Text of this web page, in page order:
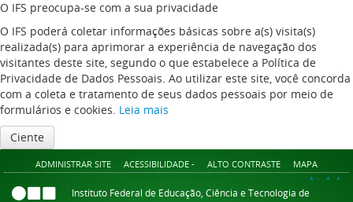
O IFS preocupa-se com a sua privacidade
O IFS poderá coletar informações básicas sobre a(s) visita(s)
realizada(s) para aprimorar a experiência de navegação dos
visitantes deste site, segundo o que estabelece a Política de
Privacidade de Dados Pessoais. Ao utilizar este site, você concorda
com a coleta e tratamento de seus dados pessoais por meio de
formulários e cookies. Leia mais
Ciente
ADMINISTRAR SITE ACESSIBILIDADE - ALTO CONTRASTE MAPA
A+ A A-
Instituto Federal de Educação, Ciência e Tecnologia de